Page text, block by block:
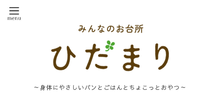
～身体にやさしいパンとごはんとちょこっとおやつ～